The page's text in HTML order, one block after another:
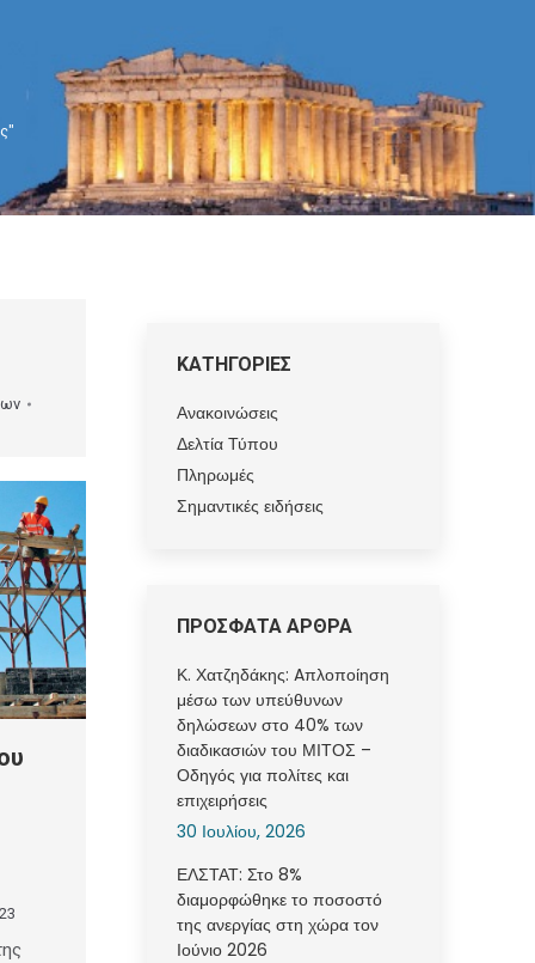
ΚΑΤΗΓΟΡΙΕΣ
Ανακοινώσεις
Δελτία Τύπου
Πληρωμές
Σημαντικές ειδήσεις
ΠΡΟΣΦΑΤΑ ΑΡΘΡΑ
Κ. Χατζηδάκης: Aπλοποίηση
μέσω των υπεύθυνων
δηλώσεων στο 40% των
διαδικασιών του ΜΙΤΟΣ –
Οδηγός για πολίτες και
επιχειρήσεις
30 Ιουλίου, 2026
ΕΛΣΤΑΤ: Στο 8%
διαμορφώθηκε το ποσοστό
της ανεργίας στη χώρα τον
Ιούνιο 2026